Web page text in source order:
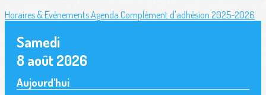
Horaires & EvénementsAgenda Complément d'adhésion 2025-2026
Samedi
8 août 2026
Aujourd'hui